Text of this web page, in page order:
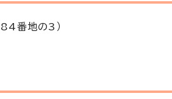
番地の3）